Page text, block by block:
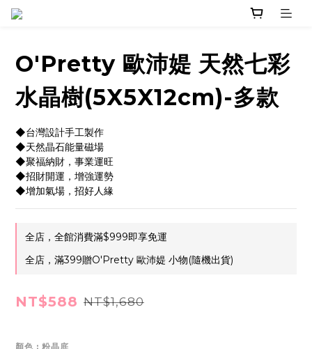
O'Pretty 歐沛媞 天然七彩
水晶樹(5X5X12cm)-多款
◆台灣設計手工製作
◆天然晶石能量磁場
◆聚福納財，事業運旺
◆招財開運，增強運勢
◆增加氣場，招好人緣
全店，全館消費滿$999即享免運
全店，滿399贈O'Pretty 歐沛媞 小物(隨機出貨)
NT$588 NT$1,680
顏色 : 粉晶底